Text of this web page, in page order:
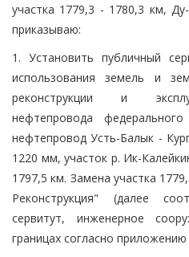
участка 1779,3 - 1780,3 км,
приказываю:
1. Установить публичный
использования земель и
реконструкции и
нефтепровода
нефтепровод Усть-Балык -
1220 мм, участок р. Ик-
1797,5 км. Замена участка
Реконструкция" (далее
сервитут, инженерное
границах согласно